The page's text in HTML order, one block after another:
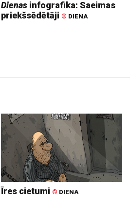
Dienasinfografika: Saeimas
priekšsēdētāji © DIENA
Īres cietumi © DIENA